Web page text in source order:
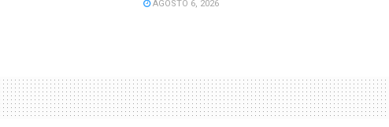
AGOSTO 6, 2026